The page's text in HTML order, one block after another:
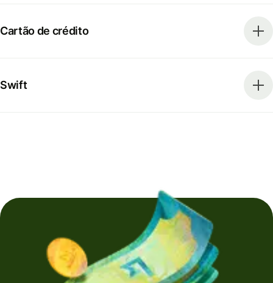
Cartão de crédito
Swift